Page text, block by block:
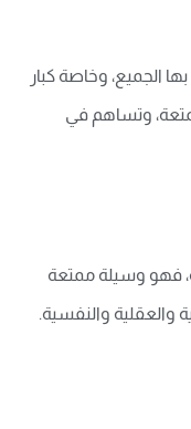
الجميع، وخاصة كبار
وتساهم في
فهو وسيلة ممتعة
والعقلية والنفسية.